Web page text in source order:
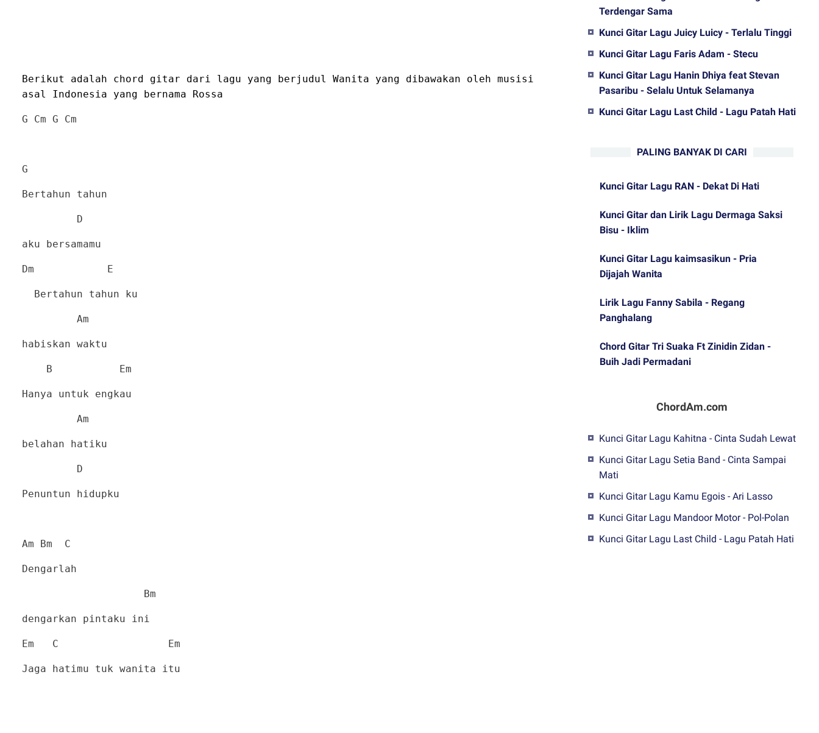
Berikut adalah chord gitar dari lagu yang berjudul Wanita yang dibawakan oleh musisi
asal Indonesia yang bernama Rossa
G Cm G Cm
G
Bertahun tahun
D
aku bersamamu
Dm E
Bertahun tahun ku
Am
habiskan waktu
B Em
Hanya untuk engkau
Am
belahan hatiku
D
Penuntun hidupku
Am Bm C
Dengarlah
Bm
dengarkan pintaku ini
Em C Em
Jaga hatimu tuk wanita itu
Terdengar Sama
Kunci Gitar Lagu Juicy Luicy - Terlalu Tinggi
Kunci Gitar Lagu Faris Adam - Stecu
Kunci Gitar Lagu Hanin Dhiya feat Stevan
Pasaribu - Selalu Untuk Selamanya
Kunci Gitar Lagu Last Child - Lagu Patah Hati
PALING BANYAK DI CARI
Kunci Gitar Lagu RAN - Dekat Di Hati
Kunci Gitar dan Lirik Lagu Dermaga Saksi
Bisu - Iklim
Kunci Gitar Lagu kaimsasikun - Pria
Dijajah Wanita
Lirik Lagu Fanny Sabila - Regang
Panghalang
Chord Gitar Tri Suaka Ft Zinidin Zidan -
Buih Jadi Permadani
ChordAm.com
Kunci Gitar Lagu Kahitna - Cinta Sudah Lewat
Kunci Gitar Lagu Setia Band - Cinta Sampai
Mati
Kunci Gitar Lagu Kamu Egois - Ari Lasso
Kunci Gitar Lagu Mandoor Motor - Pol-Polan
Kunci Gitar Lagu Last Child - Lagu Patah Hati